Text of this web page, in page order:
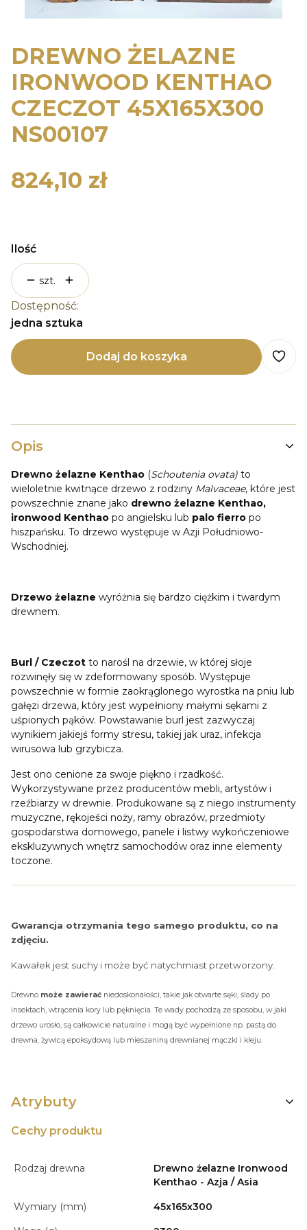
DREWNO ŻELAZNE
IRONWOOD KENTHAO
CZECZOT 45X165X300
NS00107
Cena
824,10 zł
Ilość
szt.
Dostępność:
jedna sztuka
Dodaj do koszyka
Opis
Drewno żelazne Kenthao (Schoutenia ovata) to
wieloletnie kwitnące drzewo z rodziny Malvaceae, które jest
powszechnie znane jako drewno żelazne Kenthao,
ironwood Kenthao po angielsku lub palo fierro po
hiszpańsku. To drzewo występuje w Azji Południowo-
Wschodniej.
Drzewo żelazne wyróżnia się bardzo ciężkim i twardym
drewnem.
Burl / Czeczot to narośl na drzewie, w której słoje
rozwinęły się w zdeformowany sposób. Występuje
powszechnie w formie zaokrąglonego wyrostka na pniu lub
gałęzi drzewa, który jest wypełniony małymi sękami z
uśpionych pąków. Powstawanie burl jest zazwyczaj
wynikiem jakiejś formy stresu, takiej jak uraz, infekcja
wirusowa lub grzybicza.
Jest ono cenione za swoje piękno i rzadkość.
Wykorzystywane przez producentów mebli, artystów i
rzeźbiarzy w drewnie. Produkowane są z niego instrumenty
muzyczne, rękojeści noży, ramy obrazów, przedmioty
gospodarstwa domowego, panele i listwy wykończeniowe
ekskluzywnych wnętrz samochodów oraz inne elementy
toczone.
Gwarancja otrzymania tego samego produktu, co na
zdjęciu.
Kawałek jest suchy i może być natychmiast przetworzony.
Drewno może zawierać niedoskonałości, takie jak otwarte sęki, ślady po
insektach, wtrącenia kory lub pęknięcia. Te wady pochodzą ze sposobu, w jaki
drzewo urosło, są całkowicie naturalne i mogą być wypełnione np. pastą do
drewna, żywicą epoksydową lub mieszaniną drewnianej mączki i kleju.
Atrybuty
Cechy produktu
Rodzaj drewna
Drewno żelazne Ironwood
Kenthao - Azja / Asia
Wymiary (mm)
45x165x300